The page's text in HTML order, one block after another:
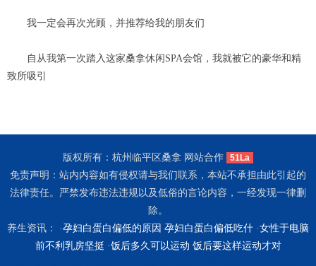
我一定会再次光顾，并推荐给我的朋友们
自从我第一次踏入这家桑拿休闲SPA会馆，我就被它的豪华和精
致所吸引
版权所有：杭州临平区桑拿 网站合作 51La
免责声明：站内内容如有侵权请与我们联系，本站不承担由此引起的
法律责任。严禁发布违法违规以及低俗的言论内容，一经发现一律删
除。
养生资讯： ·孕妇白蛋白偏低的原因 孕妇白蛋白偏低吃什 ·女性于电脑
前不利乳房坚挺 ·饭后多久可以运动 饭后要这样运动才对